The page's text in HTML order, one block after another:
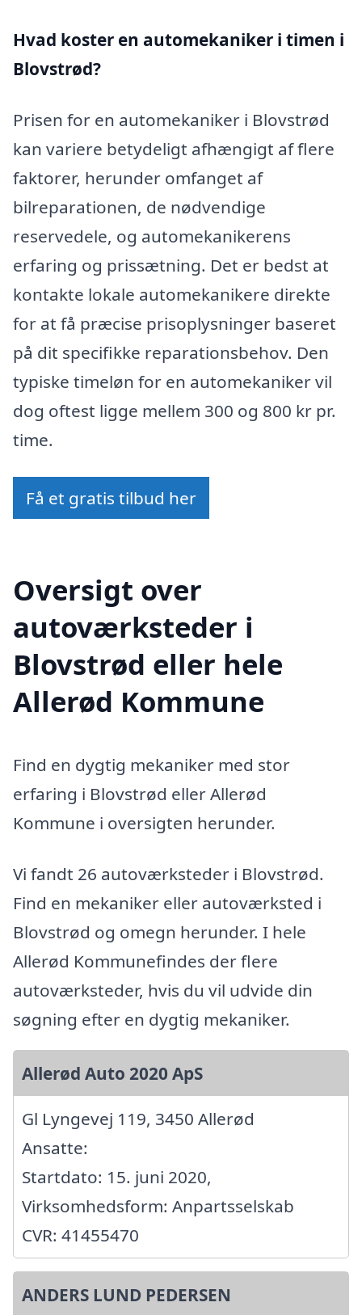
Hvad koster en automekaniker i timen i
Blovstrød?
Prisen for en automekaniker i Blovstrød
kan variere betydeligt afhængigt af flere
faktorer, herunder omfanget af
bilreparationen, de nødvendige
reservedele, og automekanikerens
erfaring og prissætning. Det er bedst at
kontakte lokale automekanikere direkte
for at få præcise prisoplysninger baseret
på dit specifikke reparationsbehov. Den
typiske timeløn for en automekaniker vil
dog oftest ligge mellem 300 og 800 kr pr.
time.
Få et gratis tilbud her
Oversigt over
autoværksteder i
Blovstrød eller hele
Allerød Kommune
Find en dygtig mekaniker med stor
erfaring i Blovstrød eller Allerød
Kommune i oversigten herunder.
Vi fandt 26 autoværksteder i Blovstrød.
Find en mekaniker eller autoværksted i
Blovstrød og omegn herunder. I hele
Allerød Kommunefindes der flere
autoværksteder, hvis du vil udvide din
søgning efter en dygtig mekaniker.
Allerød Auto 2020 ApS
Gl Lyngevej 119, 3450 Allerød
Ansatte:
Startdato: 15. juni 2020,
Virksomhedsform: Anpartsselskab
CVR: 41455470
ANDERS LUND PEDERSEN